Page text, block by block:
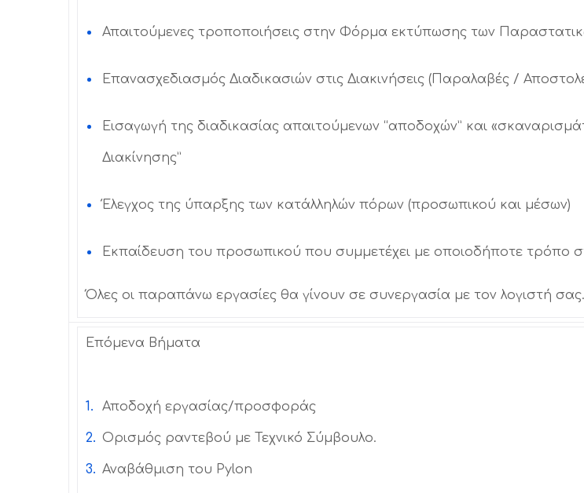
Απαιτούμενες τροποποιήσεις στην Φόρμα εκτύπωσης των
Επανασχεδιασμός Διαδικασιών στις Διακινήσεις (Παραλαβές /
Εισαγωγή της διαδικασίας απαιτούμενων “αποδοχών” και
Διακίνησης”
Έλεγχος της ύπαρξης των κατάλληλών πόρων (προσωπικού και μέσων)
Εκπαίδευση του προσωπικού που συμμετέχει με οποιοδήποτε τρόπο
Όλες οι παραπάνω εργασίες θα γίνουν σε συνεργασία με τον λογιστή σας.
Επόμενα Βήματα
Αποδοχή εργασίας/προσφοράς
Ορισμός ραντεβού με Τεχνικό Σύμβουλο.
Αναβάθμιση του Pylon